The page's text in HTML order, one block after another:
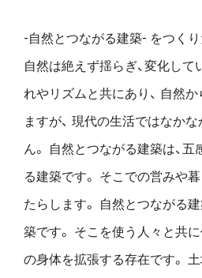
-自然とつながる建築- をつくり
自然は絶えず揺らぎ、変化して
れやリズムと共にあり、 自然
ますが、 現代の生活ではなか
ん。
自然とつながる建築は、
る建築です。 そこでの営みや
たらします。
自然とつながる
築です。 そこを使う人々と共に
の身体を拡張する存在です。